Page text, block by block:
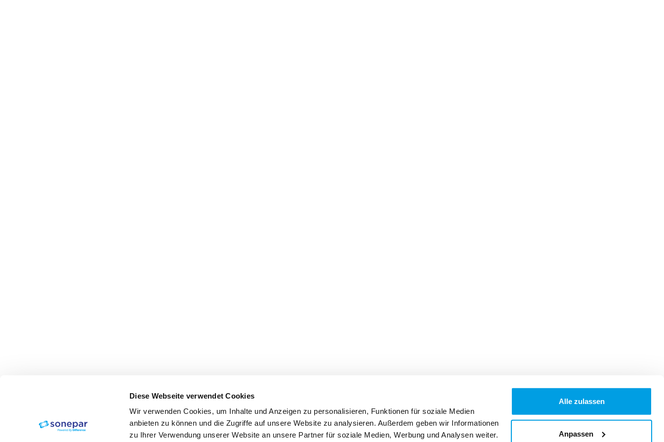
Diese Webseite verwendet Cookies
Wir verwenden Cookies, um Inhalte und Anzeigen zu personalisieren, Funktionen für soziale Medien
anbieten zu können und die Zugriffe auf unsere Website zu analysieren. Außerdem geben wir Informationen
zu Ihrer Verwendung unserer Website an unsere Partner für soziale Medien, Werbung und Analysen weiter.
Alle zulassen
Anpassen